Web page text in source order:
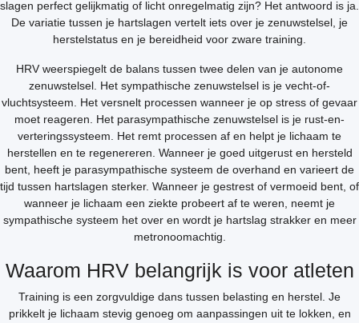
slagen perfect gelijkmatig of licht onregelmatig zijn? Het antwoord is ja.
De variatie tussen je hartslagen vertelt iets over je zenuwstelsel, je
herstelstatus en je bereidheid voor zware training.
HRV weerspiegelt de balans tussen twee delen van je autonome
zenuwstelsel. Het sympathische zenuwstelsel is je vecht-of-
vluchtsysteem. Het versnelt processen wanneer je op stress of gevaar
moet reageren. Het parasympathische zenuwstelsel is je rust-en-
verteringssysteem. Het remt processen af en helpt je lichaam te
herstellen en te regenereren. Wanneer je goed uitgerust en hersteld
bent, heeft je parasympathische systeem de overhand en varieert de
tijd tussen hartslagen sterker. Wanneer je gestrest of vermoeid bent, of
wanneer je lichaam een ziekte probeert af te weren, neemt je
sympathische systeem het over en wordt je hartslag strakker en meer
metronoomachtig.
Waarom HRV belangrijk is voor atleten
Training is een zorgvuldige dans tussen belasting en herstel. Je
prikkelt je lichaam stevig genoeg om aanpassingen uit te lokken, en